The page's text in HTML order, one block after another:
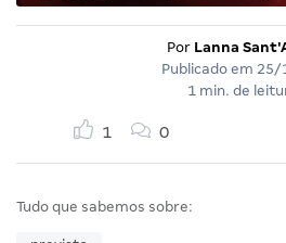
Por Lanna
Publicado em 25/
1 min. de
1 0
Tudo que sabemos sobre: